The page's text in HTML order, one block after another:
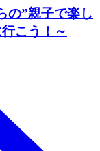
の”親子で楽し
こう！～